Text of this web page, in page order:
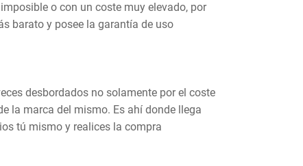
o con un coste muy elevado, por
barato y posee la garantía de uso
desbordados no solamente por el coste
la marca del mismo. Es ahí donde llega
tú mismo y realices la compra